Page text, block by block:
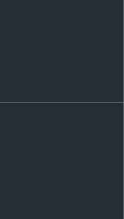
solfilm
varme, blænding
Jeg hjælper